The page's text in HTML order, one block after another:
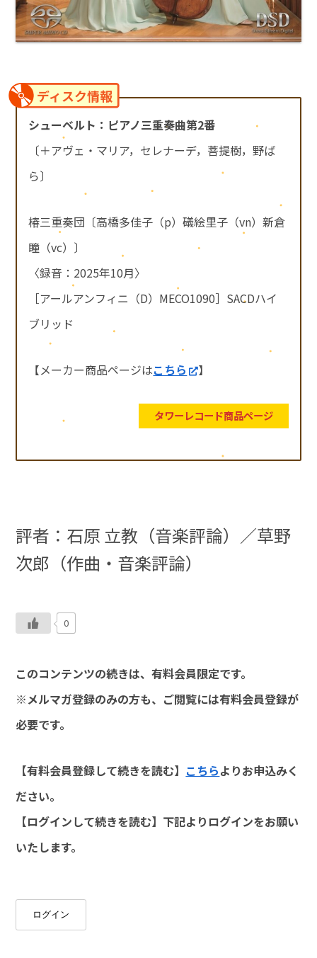
ディスク情報
シューベルト：ピアノ三重奏曲第2番
〔＋アヴェ・マリア，セレナーデ，菩提樹，野ば
ら〕
椿三重奏団〔高橋多佳子（p）礒絵里子（vn）新倉
瞳（vc）〕
〈録音：2025年10月〉
［アールアンフィニ（D）MECO1090］SACDハイ
ブリッド
【メーカー商品ページはこちら 】
タワーレコード商品ページ
評者：石原 立教（音楽評論）／草野
次郎（作曲・音楽評論）
0
このコンテンツの続きは、有料会員限定です。
※メルマガ登録のみの方も、ご閲覧には有料会員登録が
必要です。
【有料会員登録して続きを読む】 こちらよりお申込みく
ださい。
【ログインして続きを読む】下記よりログインをお願い
いたします。
ログイン